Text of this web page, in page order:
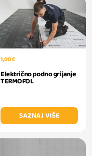
1,00 €
Električno podno grijanje
TERMOFOL
SAZNAJ VIŠE